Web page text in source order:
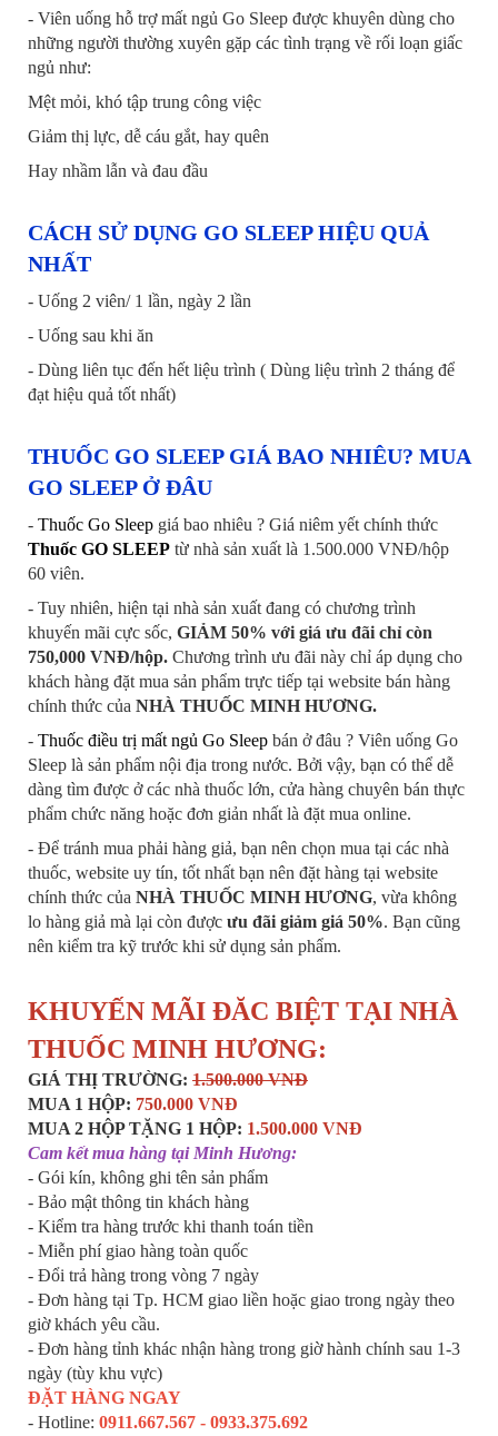
- Viên uống hỗ trợ mất ngủ Go Sleep được khuyên dùng cho
những người thường xuyên gặp các tình trạng về rối loạn giấc
ngủ như:
Mệt mỏi, khó tập trung công việc
Giảm thị lực, dễ cáu gắt, hay quên
Hay nhầm lẫn và đau đầu
CÁCH SỬ DỤNG GO SLEEP HIỆU QUẢ
NHẤT
- Uống 2 viên/ 1 lần, ngày 2 lần
- Uống sau khi ăn
- Dùng liên tục đến hết liệu trình ( Dùng liệu trình 2 tháng để
đạt hiệu quả tốt nhất)
THUỐC GO SLEEP GIÁ BAO NHIÊU? MUA
GO SLEEP Ở ĐÂU
- Thuốc Go Sleep giá bao nhiêu ? Giá niêm yết chính thức
Thuốc GO SLEEP từ nhà sản xuất là 1.500.000 VNĐ/hộp
60 viên.
- Tuy nhiên, hiện tại nhà sản xuất đang có chương trình
khuyến mãi cực sốc, GIẢM 50% với giá ưu đãi chỉ còn
750,000 VNĐ/hộp. Chương trình ưu đãi này chỉ áp dụng cho
khách hàng đặt mua sản phẩm trực tiếp tại website bán hàng
chính thức của NHÀ THUỐC MINH HƯƠNG.
- Thuốc điều trị mất ngủ Go Sleep bán ở đâu ? Viên uống Go
Sleep là sản phẩm nội địa trong nước. Bởi vậy, bạn có thể dễ
dàng tìm được ở các nhà thuốc lớn, cửa hàng chuyên bán thực
phẩm chức năng hoặc đơn giản nhất là đặt mua online.
- Để tránh mua phải hàng giả, bạn nên chọn mua tại các nhà
thuốc, website uy tín, tốt nhất bạn nên đặt hàng tại website
chính thức của NHÀ THUỐC MINH HƯƠNG, vừa không
lo hàng giả mà lại còn được ưu đãi giảm giá 50%. Bạn cũng
nên kiểm tra kỹ trước khi sử dụng sản phẩm.
KHUYẾN MÃI ĐĂC BIỆT TẠI NHÀ
THUỐC MINH HƯƠNG:
GIÁ THỊ TRƯỜNG: 1.500.000 VNĐ
MUA 1 HỘP: 750.000 VNĐ
MUA 2 HỘP TẶNG 1 HỘP: 1.500.000 VNĐ
Cam kết mua hàng tại Minh Hương:
- Gói kín, không ghi tên sản phẩm
- Bảo mật thông tin khách hàng
- Kiểm tra hàng trước khi thanh toán tiền
- Miễn phí giao hàng toàn quốc
- Đổi trả hàng trong vòng 7 ngày
- Đơn hàng tại Tp. HCM giao liền hoặc giao trong ngày theo
giờ khách yêu cầu.
- Đơn hàng tỉnh khác nhận hàng trong giờ hành chính sau 1-3
ngày (tùy khu vực)
ĐẶT HÀNG NGAY
- Hotline: 0911.667.567 - 0933.375.692